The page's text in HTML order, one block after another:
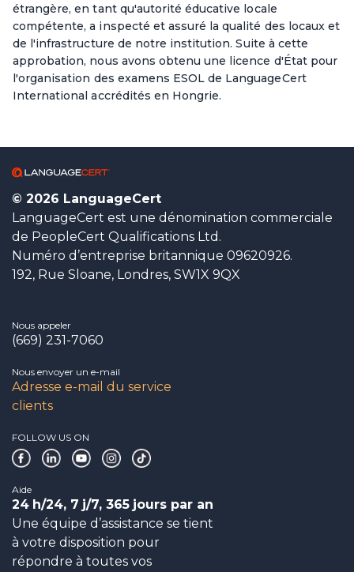
étrangère, en tant qu'autorité éducative locale
compétente, a inspecté et assuré la qualité des locaux et
de l'infrastructure de notre institution. Suite à cette
approbation, nous avons obtenu une licence d'État pour
l'organisation des examens ESOL de LanguageCert
International accrédités en Hongrie.
© 2026 LanguageCert
LanguageCert est une dénomination commerciale
de PeopleCert Qualifications Ltd.
Numéro d’entreprise britannique 09620926.
192, Rue Sloane, Londres, SW1X 9QX
Nous appeler
(669) 231-7060
Nous envoyer un e-mail
Adresse e-mail du service
clients
FOLLOW US ON
Aide
24 h/24, 7 j/7, 365 jours par an
Une équipe d’assistance se tient
à votre disposition pour
répondre à toutes vos